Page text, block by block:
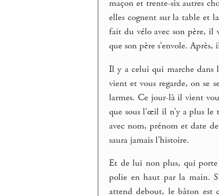
maçon et trente-six autres
elles cognent sur la table et
fait du vélo avec son père,
que son père s’envole.
Il y a celui qui marche dans
vient et vous regarde, on se
larmes. Ce jour-là il vient
que sous l’œil il n’y a plus
avec nom, prénom et date
saura jamais l’histoire.
Et de lui non plus, qui porte
polie en haut par la main.
attend debout, le bâton est